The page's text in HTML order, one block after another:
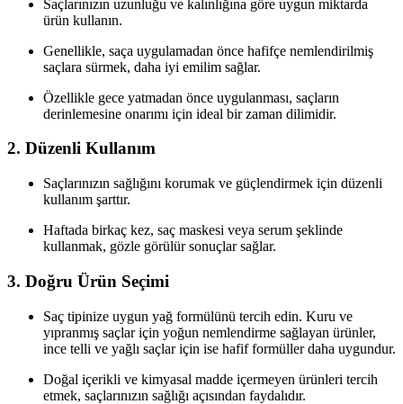
Saçlarınızın uzunluğu ve kalınlığına göre uygun miktarda
ürün kullanın.
Genellikle, saça uygulamadan önce hafifçe nemlendirilmiş
saçlara sürmek, daha iyi emilim sağlar.
Özellikle gece yatmadan önce uygulanması, saçların
derinlemesine onarımı için ideal bir zaman dilimidir.
2. Düzenli Kullanım
Saçlarınızın sağlığını korumak ve güçlendirmek için düzenli
kullanım şarttır.
Haftada birkaç kez, saç maskesi veya serum şeklinde
kullanmak, gözle görülür sonuçlar sağlar.
3. Doğru Ürün Seçimi
Saç tipinize uygun yağ formülünü tercih edin. Kuru ve
yıpranmış saçlar için yoğun nemlendirme sağlayan ürünler,
ince telli ve yağlı saçlar için ise hafif formüller daha uygundur.
Doğal içerikli ve kimyasal madde içermeyen ürünleri tercih
etmek, saçlarınızın sağlığı açısından faydalıdır.